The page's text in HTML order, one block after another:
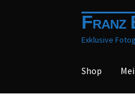
Zur
Navigation
springen
Zum
Inhalt
springen
Franz
Exklusive
Shop